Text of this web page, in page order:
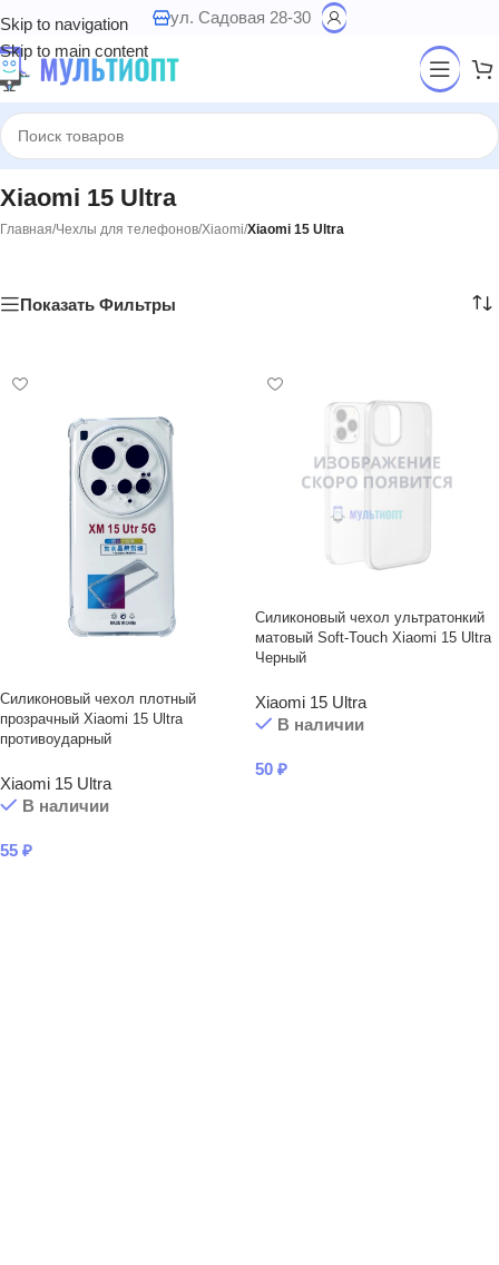
Skip to navigation
Skip to main content
ул. Садовая 28-30
Xiaomi 15 Ultra
Главная/Чехлы для телефонов/Xiaomi/Xiaomi 15 Ultra
Показать Фильтры
Силиконовый чехол плотный
прозрачный Xiaomi 15 Ultra
противоударный
Xiaomi 15 Ultra
В наличии
55 ₽
Силиконовый чехол ультратонкий
матовый Soft-Touch Xiaomi 15 Ultra
Черный
Xiaomi 15 Ultra
В наличии
50 ₽